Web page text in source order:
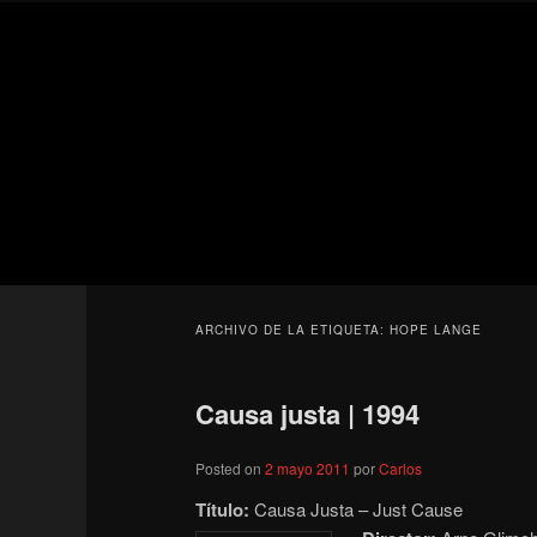
ARCHIVO DE LA ETIQUETA:HOPE LANGE
Causa justa | 1994
Posted on2 mayo 2011 porCarlos
Título: Causa Justa – Just Cause